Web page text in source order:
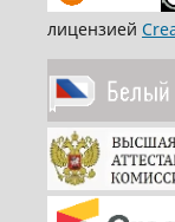
лицензией